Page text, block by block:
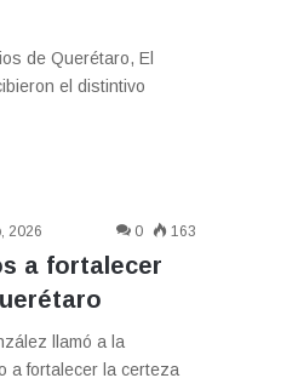
de Querétaro, El
el distintivo
2026 0 163
a fortalecer
llamó a la
a fortalecer la certeza